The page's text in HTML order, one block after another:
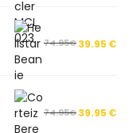
74.95€39.95 €
74.95€39.95 €